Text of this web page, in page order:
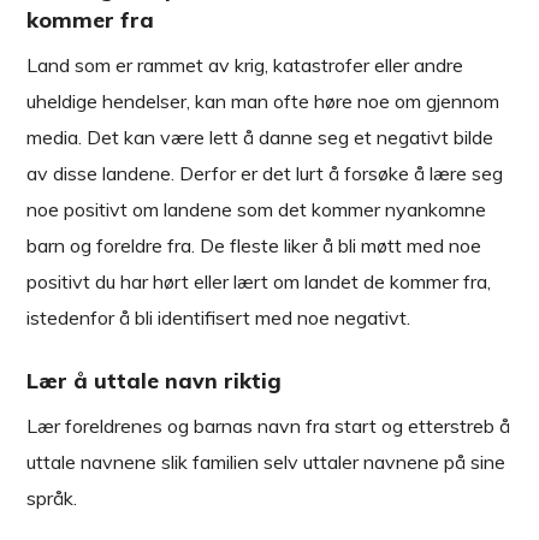
kommer fra
Land som er rammet av krig, katastrofer eller andre
uheldige hendelser, kan man ofte høre noe om gjennom
media. Det kan være lett å danne seg et negativt bilde
av disse landene. Derfor er det lurt å forsøke å lære seg
noe positivt om landene som det kommer nyankomne
barn og foreldre fra. De fleste liker å bli møtt med noe
positivt du har hørt eller lært om landet de kommer fra,
istedenfor å bli identifisert med noe negativt.
Lær å uttale navn riktig
Lær foreldrenes og barnas navn fra start og etterstreb å
uttale navnene slik familien selv uttaler navnene på sine
språk.